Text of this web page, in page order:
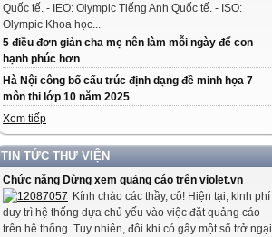
Quốc tế. - IEO: Olympic Tiếng Anh Quốc tế. - ISO:
Olympic Khoa học...
5 điều đơn giản cha mẹ nên làm mỗi ngày để con
hạnh phúc hơn
Hà Nội công bố cấu trúc định dạng đề minh họa 7
môn thi lớp 10 năm 2025
Xem tiếp
TIN TỨC THƯ VIỆN
Chức năng Dừng xem quảng cáo trên violet.vn
Kính chào các thầy, cô! Hiện tại, kinh phí
duy trì hệ thống dựa chủ yếu vào việc đặt quảng cáo
trên hệ thống. Tuy nhiên, đôi khi có gây một số trở ngại